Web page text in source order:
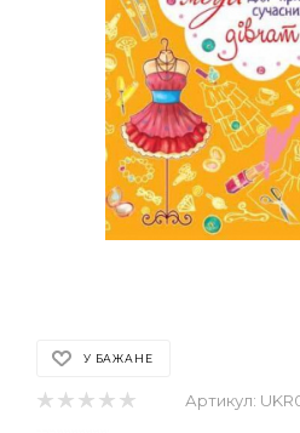
У БАЖАНЕ
Артикул: